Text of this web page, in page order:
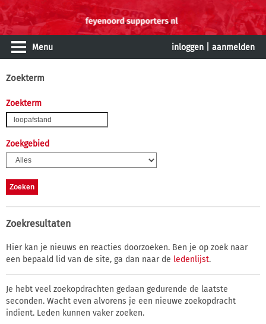
Menu inloggen aanmelden
Zoekterm
Zoekterm
Zoekgebied
Zoekresultaten
Hier kan je nieuws en reacties doorzoeken. Ben je op zoek naar
een bepaald lid van de site, ga dan naar de ledenlijst.
Je hebt veel zoekopdrachten gedaan gedurende de laatste
seconden. Wacht even alvorens je een nieuwe zoekopdracht
indient. Leden kunnen vaker zoeken.